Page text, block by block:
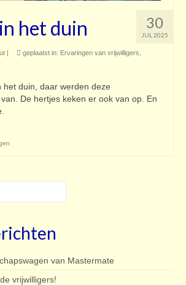
30
JUL 2025
het duin
| geplaatst in: Ervaringen van vrijwilligers
het duin, daar werden deze
De hertjes keken er ook van op. En
van Mastermate
vrijwilligers!